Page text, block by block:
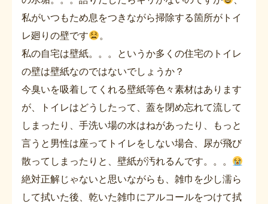
私がいつもため息をつきながら掃除する箇所がトイ
レ廻りの壁です
。
私の自宅は壁紙。。。というか多くの住宅のトイレ
の壁は壁紙なのではないでしょうか？
今臭いを吸着してくれる壁紙等色々素材はあります
が、トイレはどうしたって、蓋を閉め忘れて流して
しまったり、手洗い場の水はねがあったり、もっと
言うと男性は座ってトイレをしない場合、尿が飛び
散ってしまったりと、壁紙が汚れるんです。。。
絶対正解じゃないと思いながらも、雑巾を少し濡ら
して拭いた後、乾いた雑巾にアルコールをつけて拭